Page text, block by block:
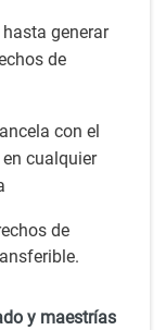
generar
de
con el
cualquier
de
y maestrías